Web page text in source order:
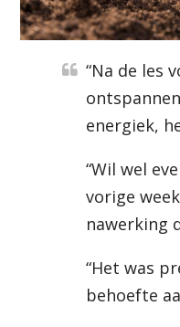
“Na de les
energiek,
“Wil wel
vorige
nawerking
“Het was
behoefte